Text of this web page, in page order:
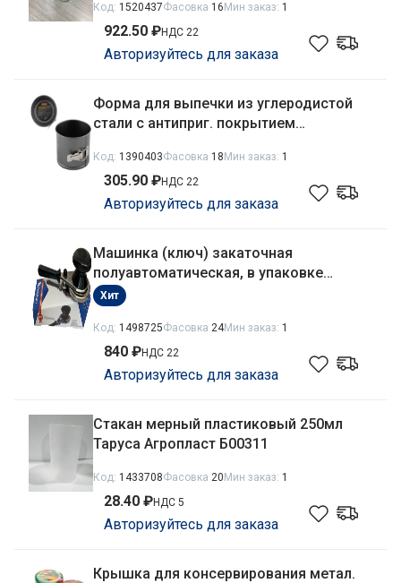
Код: 1520437Фасовка 16 Мин заказ: 1
922.50 ₽НДС 22
Авторизуйтесь для заказа
Форма для выпечки из углеродистой
стали с антиприг. покрытием
h-10,3см Torta-12 Mallony 985231
Код: 1390403Фасовка 18 Мин заказ: 1
305.90 ₽НДС 22
Авторизуйтесь для заказа
Машинка (ключ) закаточная
полуавтоматическая, в упаковке
Кредмаш (Кременчуг) МЗП1-1
Казахстан
Хит
Код: 1498725Фасовка 24Мин заказ: 1
840 ₽НДС 22
Авторизуйтесь для заказа
Стакан мерный пластиковый 250мл
Таруса Агропласт Б00311
Код: 1433708Фасовка 20 Мин заказ: 1
28.40 ₽НДС 5
Авторизуйтесь для заказа
Крышка для консервирования метал.